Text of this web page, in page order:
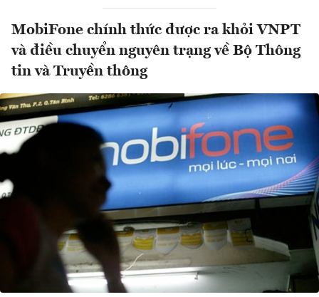
MobiFone chính thức được ra khỏi VNPT
và điều chuyển nguyên trạng về Bộ Thông
tin và Truyền thông